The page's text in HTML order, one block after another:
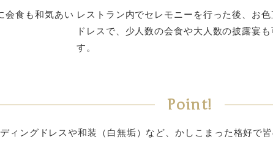
会食も和気あい レストラン内でセレモニーを行った後、お
ドレスで、少人数の会食や大人数の披露宴
す。
Point!
ィングドレスや和装（白無垢）など、かしこまった格好で